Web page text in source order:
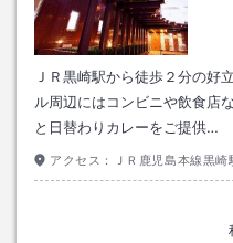
ＪＲ黒崎駅から徒歩２分の好
ル周辺にはコンビニや飲食店
と日替わりカレーをご提供…
アクセス： ＪＲ鹿児島本線黒